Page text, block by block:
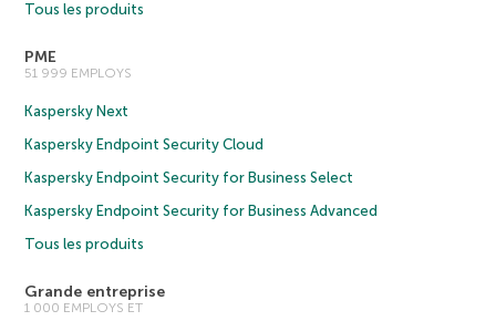
Tous les produits
PME
51 999 EMPLOYS
Kaspersky Next
Kaspersky Endpoint Security Cloud
Kaspersky Endpoint Security for Business Select
Kaspersky Endpoint Security for Business Advanced
Tous les produits
Grande entreprise
1 000 EMPLOYS ET